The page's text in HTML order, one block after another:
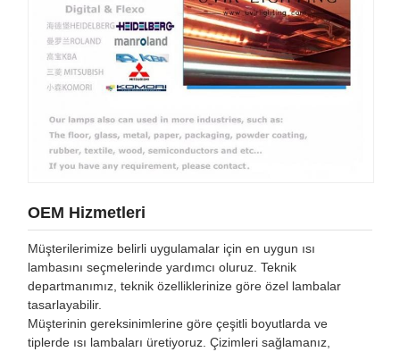
OEM Hizmetleri
Müşterilerimize belirli uygulamalar için en uygun ısı
lambasını seçmelerinde yardımcı oluruz. Teknik
departmanımız, teknik özelliklerinize göre özel lambalar
tasarlayabilir.
Müşterinin gereksinimlerine göre çeşitli boyutlarda ve
tiplerde ısı lambaları üretiyoruz. Çizimleri sağlamanız,